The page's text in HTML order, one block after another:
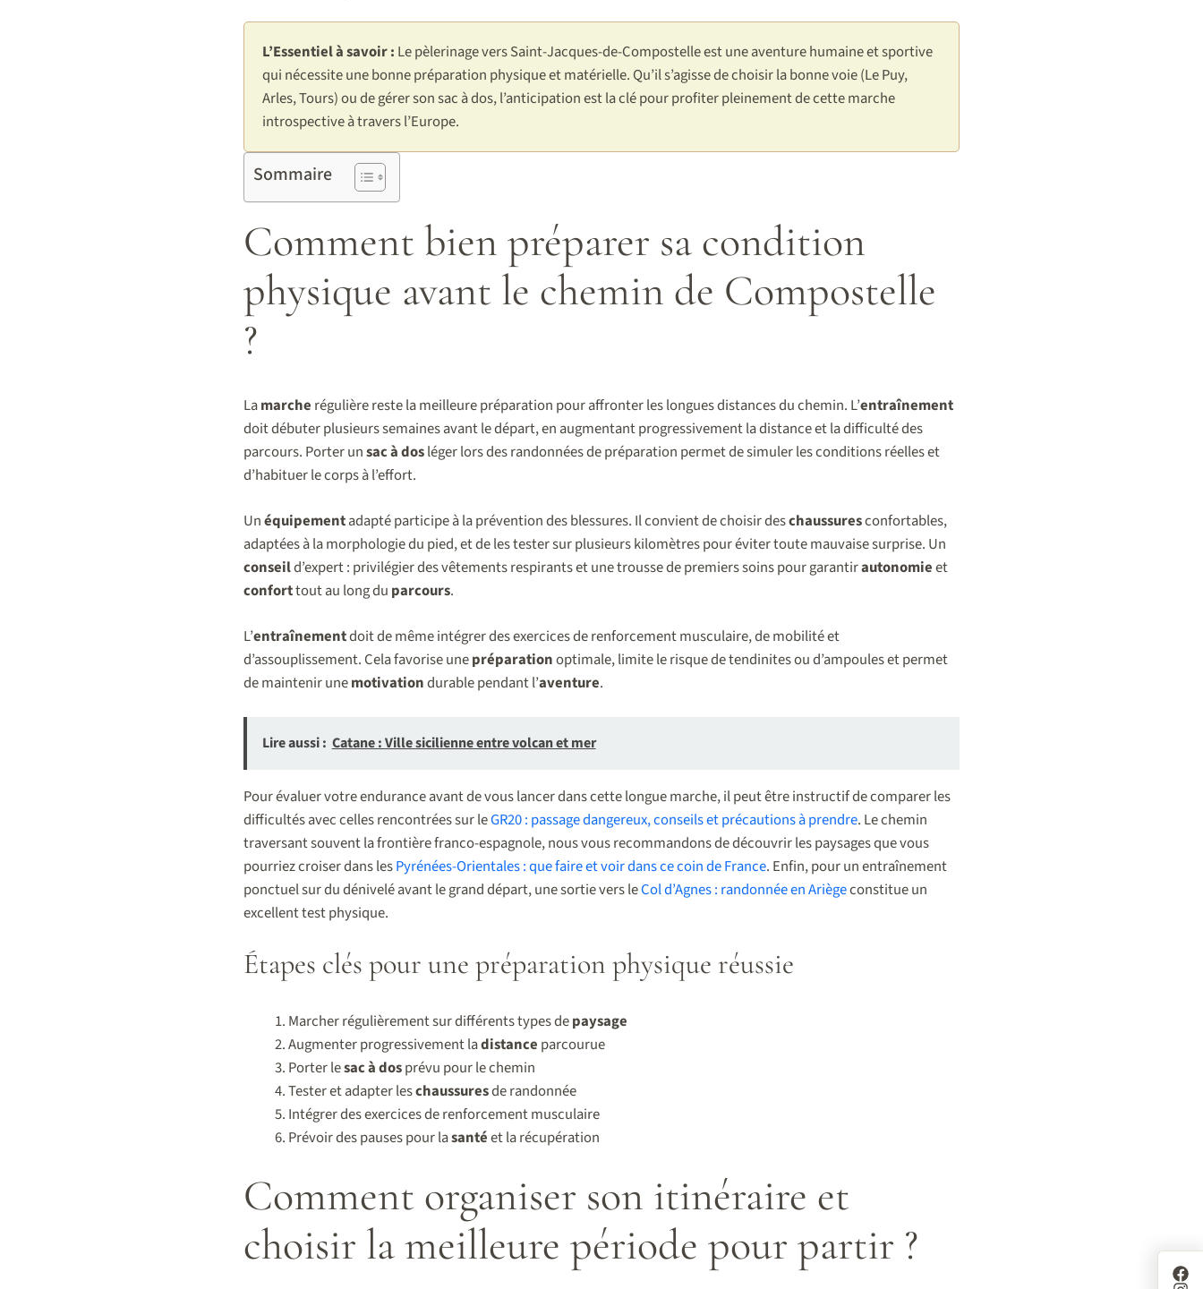
L’Essentiel à savoir : Le pèlerinage vers Saint-Jacques-de-Compostelle est une aventure humaine et sportive
qui nécessite une bonne préparation physique et matérielle. Qu’il s’agisse de choisir la bonne voie (Le Puy,
Arles, Tours) ou de gérer son sac à dos, l’anticipation est la clé pour profiter pleinement de cette marche
introspective à travers l’Europe.
Sommaire
Comment bien préparer sa condition
physique avant le chemin de Compostelle
?
Lamarche régulière reste la meilleure préparation pour affronter les longues distances du chemin. L’entraînement
doit débuter plusieurs semaines avant le départ, en augmentant progressivement la distance et la difficulté des
parcours. Porter unsac à dosléger lors des randonnées de préparation permet de simuler les conditions réelles et
d’habituer le corps à l’effort.
Unéquipementadapté participe à la prévention des blessures. Il convient de choisir deschaussuresconfortables,
adaptées à la morphologie du pied, et de les tester sur plusieurs kilomètres pour éviter toute mauvaise surprise. Un
conseild’expert : privilégier des vêtements respirants et une trousse de premiers soins pour garantirautonomieet
conforttout au long du parcours.
L’entraînementdoit de même intégrer des exercices de renforcement musculaire, de mobilité et
d’assouplissement. Cela favorise unepréparationoptimale, limite le risque de tendinites ou d’ampoules et permet
de maintenir unemotivationdurable pendant l’aventure.
Lire aussi : Catane : Ville sicilienne entre volcan et mer
Pour évaluer votre endurance avant de vous lancer dans cette longue marche, il peut être instructif de comparer les
difficultés avec celles rencontrées sur leGR20 : passage dangereux, conseils et précautions à prendre. Le chemin
traversant souvent la frontière franco-espagnole, nous vous recommandons de découvrir les paysages que vous
pourriez croiser dans lesPyrénées-Orientales : que faire et voir dans ce coin de France. Enfin, pour un entraînement
ponctuel sur du dénivelé avant le grand départ, une sortie vers leCol d’Agnes : randonnée en Ariègeconstitue un
excellent test physique.
Étapes clés pour une préparation physique réussie
Marcher régulièrement sur différents types depaysage
Augmenter progressivement ladistance parcourue
Porter lesac à dosprévu pour le chemin
Tester et adapter leschaussuresde randonnée
Intégrer des exercices de renforcement musculaire
Prévoir des pauses pour lasantéet la récupération
Comment organiser son itinéraire et
choisir la meilleure période pour partir ?